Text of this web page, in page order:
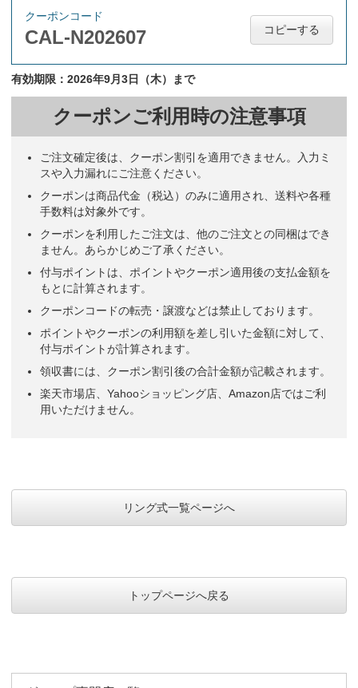
クーポンコード
CAL-N202607 コピーする
有効期限：2026年9月3日（木）まで
クーポンご利用時の注意事項
ご注文確定後は、クーポン割引を適用できません。入力ミ
スや入力漏れにご注意ください。
クーポンは商品代金（税込）のみに適用され、送料や各種
手数料は対象外です。
クーポンを利用したご注文は、他のご注文との同梱はでき
ません。あらかじめご了承ください。
付与ポイントは、ポイントやクーポン適用後の支払金額を
もとに計算されます。
クーポンコードの転売・譲渡などは禁止しております。
ポイントやクーポンの利用額を差し引いた金額に対して、
付与ポイントが計算されます。
領収書には、クーポン割引後の合計金額が記載されます。
楽天市場店、Yahooショッピング店、Amazon店ではご利
用いただけません。
リング式一覧ページへ
トップページへ戻る